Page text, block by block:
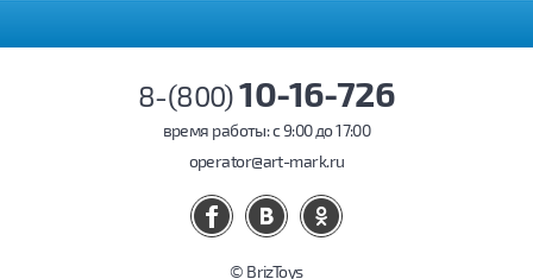
8-(800)10-16-726
время работы: c 9:00 до 17:00
operator@art-mark.ru
© BrizToys